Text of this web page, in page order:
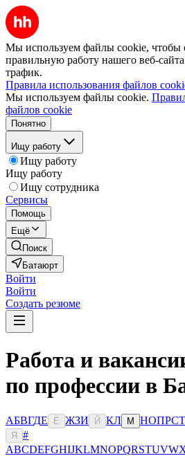
Мы используем файлы cookie, чтобы
правильную работу нашего веб-
трафик.
Правила использования файлов
Мы используем файлы cookie.
файлов cookie
Понятно
Ищу работу
Ищу работу
Ищу работу
Ищу сотрудника
Сервисы
Помощь
Ещё
Поиск
Батаюрт
Войти
Войти
Создать резюме
Работа и
по профессии в
АБВГДЕ Ё ЖЗИ Й КЛ М НОПРСТ
Я
#
ABCDEFGHIJKLMNOPQRSTUVW